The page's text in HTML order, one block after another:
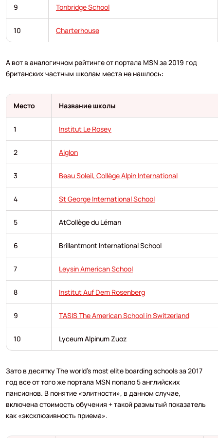
9 Tonbridge School
10 Charterhouse
А вот в аналогичном рейтинге от портала MSN за 2019 год
британских частным школам места не нашлось:
Место Название школы
1 Institut Le Rosey
2 Aiglon
3 Beau Soleil, Collège Alpin International
4 St George International School
5 AtCollège du Léman
6 Brillantmont International School
7 Leysin American School
8 Institut Auf Dem Rosenberg
9 TASIS The American School in Switzerland
10 Lyceum Alpinum Zuoz
Зато в десятку The world’s most elite boarding schools за 2017
год все от того же портала MSN попало 5 английских
пансионов. В понятие «элитности», в данном случае,
включена стоимость обучения + такой размытый показатель
как «эксклюзивность приема».